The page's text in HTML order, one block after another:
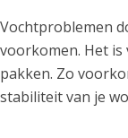
Vochtproblemen
voorkomen. Het
pakken. Zo
stabiliteit van je